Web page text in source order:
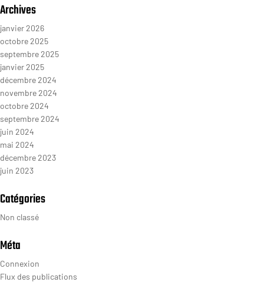
Archives
janvier 2026
octobre 2025
septembre 2025
janvier 2025
décembre 2024
novembre 2024
octobre 2024
septembre 2024
juin 2024
mai 2024
décembre 2023
juin 2023
Catégories
Non classé
Méta
Connexion
Flux des publications